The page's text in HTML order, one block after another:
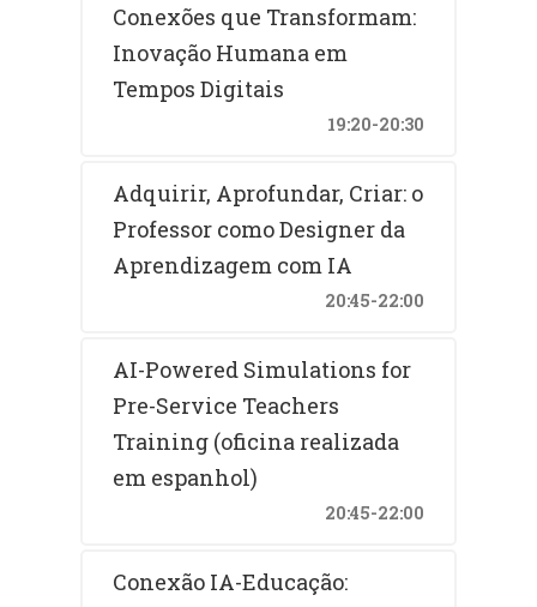
Conexões que Transformam:
Inovação Humana em
Tempos Digitais
19:20-20:30
Adquirir, Aprofundar, Criar: o
Professor como Designer da
Aprendizagem com IA
20:45-22:00
AI-Powered Simulations for
Pre-Service Teachers
Training (oficina realizada
em espanhol)
20:45-22:00
Conexão IA-Educação: